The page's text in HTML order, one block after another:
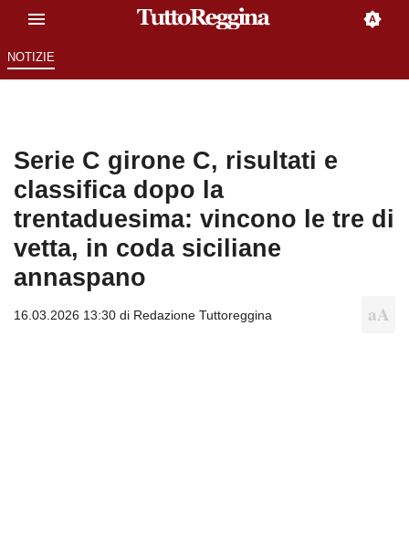
NOTIZIE
Serie C girone C, risultati e
classifica dopo la
trentaduesima: vincono le tre di
vetta, in coda siciliane
annaspano
16.03.2026 13:30 di Redazione Tuttoreggina